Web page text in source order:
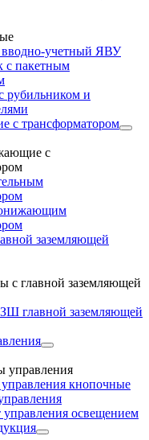
учетный ЯВУ
пакетным
и
трансформатором
с
заземляющей
главной заземляющей
главной заземляющей
управления
кнопочные
освещением